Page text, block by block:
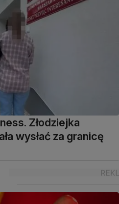
Złodziejka
wysłać za granicę